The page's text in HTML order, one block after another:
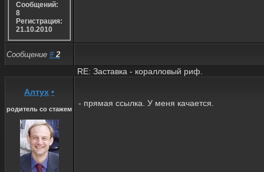
Сообщений:
8
Регистрация:
21.10.2010
Сообщение # 2
RE: Заставка - коралловый риф.
Алтух •
родитель со стажем
- прямая ссылка. У меня качается.